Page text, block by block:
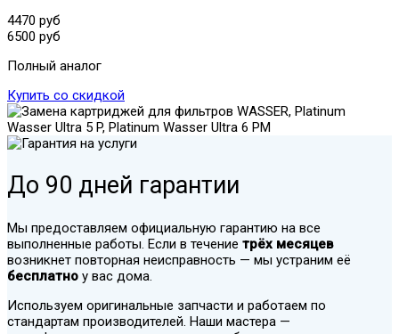
4470 руб
6500 руб
Полный аналог
Купить со скидкой
До 90 дней гарантии
Мы предоставляем официальную гарантию на все
выполненные работы. Если в течение трёх месяцев
возникнет повторная неисправность — мы устраним её
бесплатно у вас дома.
Используем оригинальные запчасти и работаем по
стандартам производителей. Наши мастера —